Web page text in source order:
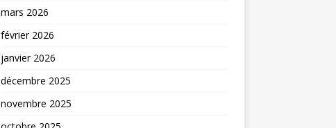
mars 2026
février 2026
janvier 2026
décembre 2025
novembre 2025